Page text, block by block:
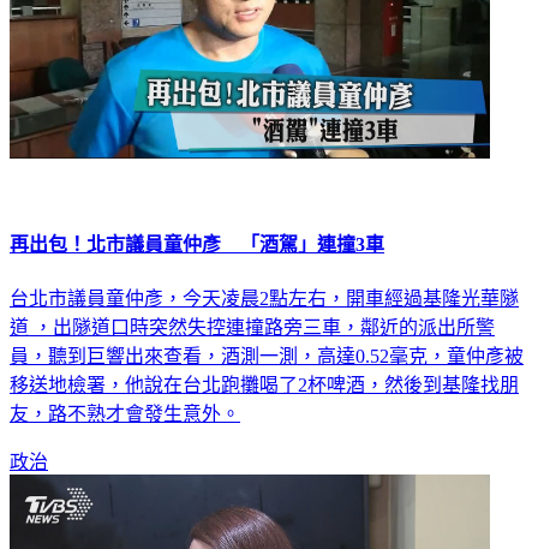
再出包！北市議員童仲彥 「酒駕」連撞3車
台北市議員童仲彥，今天凌晨2點左右，開車經過基隆光華隧
道 ，出隧道口時突然失控連撞路旁三車，鄰近的派出所警
員，聽到巨響出來查看，酒測一測，高達0.52毫克，童仲彥被
移送地檢署，他說在台北跑攤喝了2杯啤酒，然後到基隆找朋
友，路不熟才會發生意外。
政治